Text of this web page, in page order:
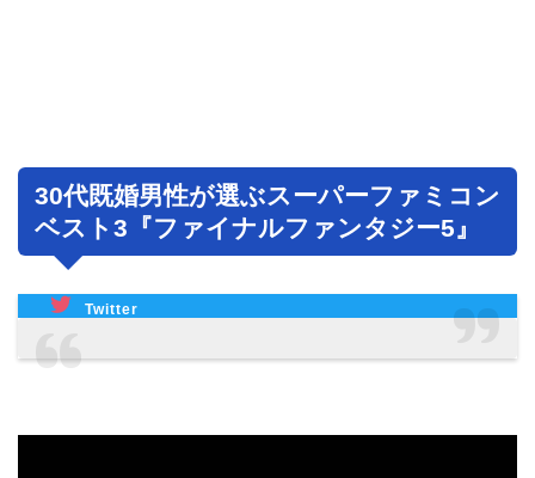
30代既婚男性が選ぶスーパーファミコン
ベスト3『ファイナルファンタジー5』
Twitter